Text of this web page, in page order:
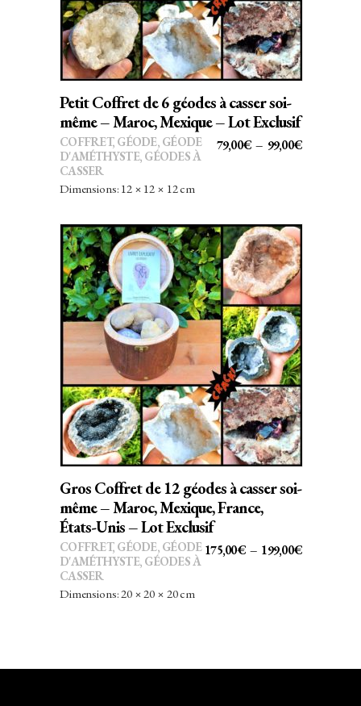
plusieurs
variations.
Les
options
être
sur
produit
Petit Coffret de 6 géodes à casser soi-
même – Maroc, Mexique – Lot Exclusif
79,00€ – 99,00€PLAGE
À
COFFRET, GÉODE, GÉODE
D'AMÉTHYSTE, GÉODES À
CASSER
Dimensions: 12 × 12 × 12 cm
CHOIX DES OPTIONS
Ce
produit
a
plusieurs
variations.
Les
options
être
Gros Coffret de 12 géodes à casser soi-
même – Maroc, Mexique, France,
États-Unis – Lot Exclusif
175,00€ – 199,00€PLAGE
COFFRET, GÉODE, GÉODE
D'AMÉTHYSTE, GÉODES À
CASSER
Dimensions: 20 × 20 × 20 cm